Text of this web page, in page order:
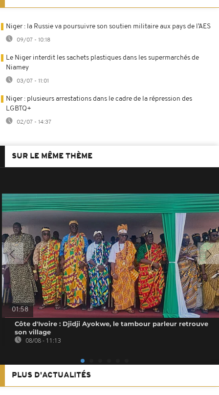
Niger : la Russie va poursuivre son soutien militaire aux pays de l’AES
09/07 - 10:18
Le Niger interdit les sachets plastiques dans les supermarchés de
Niamey
03/07 - 11:01
Niger : plusieurs arrestations dans le cadre de la répression des
LGBTQ+
02/07 - 14:37
SUR LE MÊME THÈME
01:58
Côte d'Ivoire : Djidji Ayokwe, le tambour parleur retrouve
son village
08/08 - 11:13
PLUS D'ACTUALITÉS